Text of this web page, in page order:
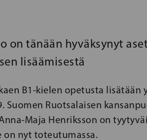
on tänään hyväksynyt
lisäämisestä
B1-kielen opetusta
Suomen Ruotsalaisen
Maja Henriksson on
nyt toteutumassa.